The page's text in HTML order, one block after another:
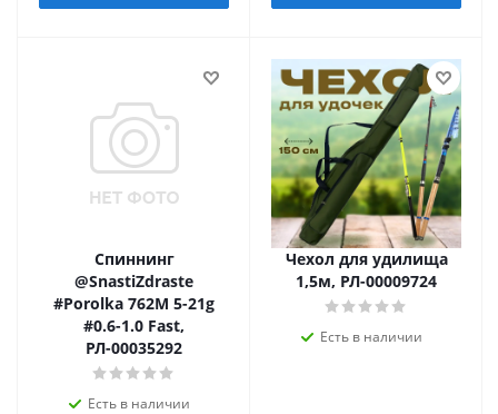
Спиннинг
@SnastiZdraste
#Porolka 762M 5-21g
#0.6-1.0 Fast,
РЛ-00035292
Есть в наличии
Чехол для удилища
1,5м, РЛ-00009724
Есть в наличии